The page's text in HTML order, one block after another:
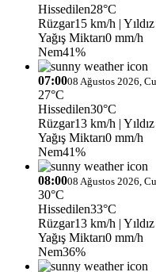
Hissedilen28°C
Rüzgar15 km/h |
Yağış Miktarı0 mm/h
Nem41%
07:0008 Ağustos 2026,
27°C
Hissedilen30°C
Rüzgar13 km/h |
Yağış Miktarı0 mm/h
Nem41%
08:0008 Ağustos 2026,
30°C
Hissedilen33°C
Rüzgar13 km/h |
Yağış Miktarı0 mm/h
Nem36%